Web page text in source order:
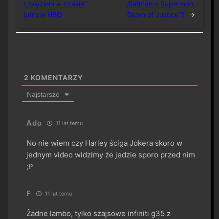
Uwięzieni w czasie”
jutro w HBO
„Batman v Superman:
Dawn of Justice”? →
2 KOMENTARZY
Najstarsze
Ado 11 lat temu
No nie wiem czy Harley ściga Jokera skoro w
jednym video widzimy że jedzie sporo przed nim
;P
F 11 lat temu
Żadne lambo, tylko szajsowe infiniti g35 z